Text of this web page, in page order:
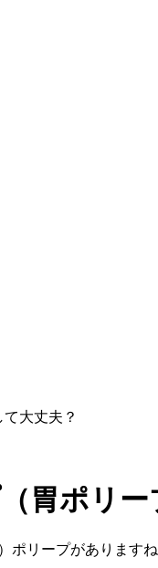
大丈夫？
胃ポリ
リープがあります